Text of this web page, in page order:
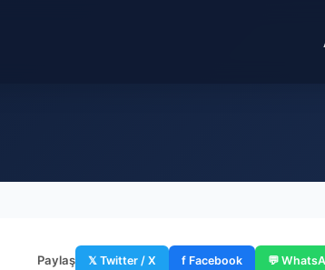
Paylaş 𝕏 Twitter / X f Facebook 💬